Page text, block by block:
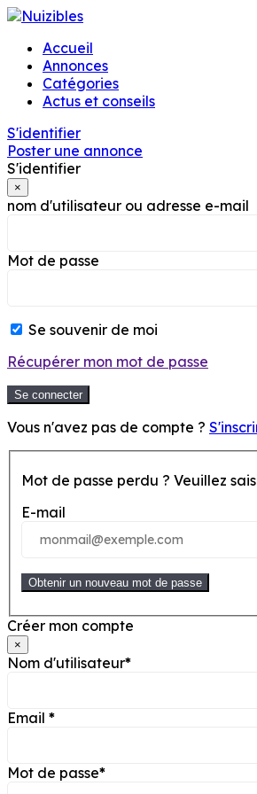
Accueil
Annonces
Catégories
Actus et conseils
S'identifier
Poster une annonce
S'identifier
×
nom d'utilisateur ou adresse e-mail
Mot de passe
Se souvenir de moi
Récupérer mon mot de passe
Se connecter
Vous n'avez pas de compte ?
Mot de passe
E-mail
Obtenir un nouveau mot de passe
Créer mon compte
×
Nom d'utilisateur*
Email *
Mot de passe*